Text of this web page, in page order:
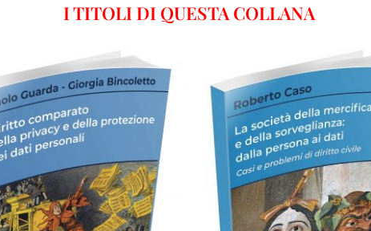
I TITOLI DI QUESTA COLLANA
CartaceoeBook in ePub